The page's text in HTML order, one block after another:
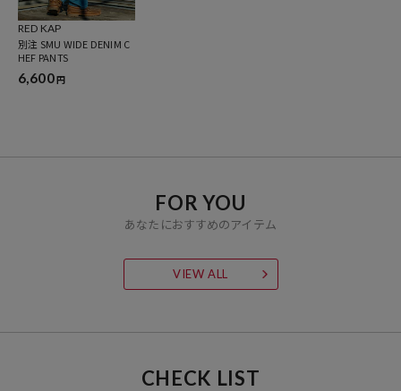
RED KAP
別注 SMU WIDE DENIM C
HEF PANTS
6,600円
FOR YOU
あなたにおすすめのアイテム
VIEW ALL
CHECK LIST